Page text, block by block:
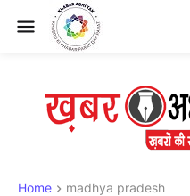
Home madhya pradesh